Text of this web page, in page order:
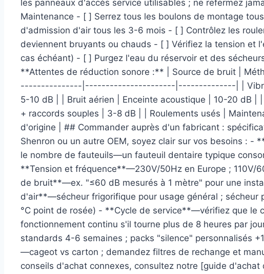
les panneaux d'accès service utilisables ; ne refermez
Maintenance - [ ] Serrez tous les boulons de montage
d'admission d'air tous les 3-6 mois - [ ] Contrôlez les
deviennent bruyants ou chauds - [ ] Vérifiez la tension et
cas échéant) - [ ] Purgez l'eau du réservoir et des
**Attentes de réduction sonore :** | Source de bruit |
---------------|----------------------|--------------| |
5-10 dB | | Bruit aérien | Enceinte acoustique | 10-20 dB |
+ raccords souples | 3-8 dB | | Roulements usés |
d'origine | ## Commander auprès d'un fabricant :
Shenron ou un autre OEM, soyez clair sur vos besoins : -
le nombre de fauteuils—un fauteuil dentaire typique
**Tension et fréquence**—230V/50Hz en Europe ; 110V/
de bruit**—ex. "≤60 dB mesurés à 1 mètre" pour une
d'air**—sécheur frigorifique pour usage général ; sécheur
°C point de rosée) - **Cycle de service**—vérifiez que le
fonctionnement continu s'il tourne plus de 8 heures par
standards 4-6 semaines ; packs "silence" personnalisés
—cageot vs carton ; demandez filtres de rechange et
conseils d'achat connexes, consultez notre [guide